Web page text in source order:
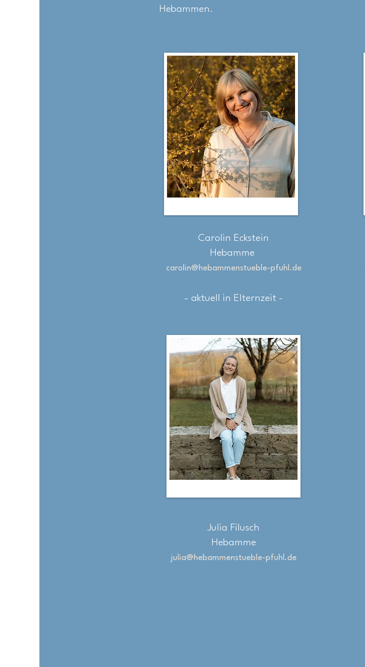
Hebammen.
Carolin Eckstein
Hebamme
carolin@hebammenstueble-pfuhl.de
- aktuell in Elternzeit -
Julia Filusch
Hebamme
julia@hebammenstueble-pfuhl.de